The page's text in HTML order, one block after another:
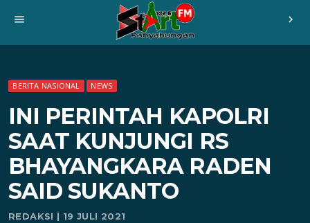
menu chevron_right
BERITA NASIONAL NEWS
INI PERINTAH KAPOLRI
SAAT KUNJUNGI RS
BHAYANGKARA RADEN
SAID SUKANTO
REDAKSI | 19 JULI 2021